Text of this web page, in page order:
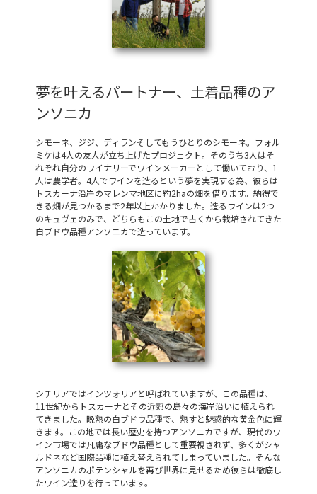
夢を叶えるパートナー、土着品種のア
ンソニカ
シモーネ、ジジ、ディランそしてもうひとりのシモーネ。フォル
ミケは4人の友人が立ち上げたプロジェクト。そのうち3人はそ
れぞれ自分のワイナリーでワインメーカーとして働いており、1
人は農学者。4人でワインを造るという夢を実現する為、彼らは
トスカーナ沿岸のマレンマ地区に約2haの畑を借ります。納得で
きる畑が見つかるまで2年以上かかりました。造るワインは2つ
のキュヴェのみで、どちらもこの土地で古くから栽培されてきた
白ブドウ品種アンソニカで造っています。
シチリアではインツォリアと呼ばれていますが、この品種は、
11世紀からトスカーナとその近郊の島々の海岸沿いに植えられ
てきました。晩熟の白ブドウ品種で、熟すと魅惑的な黄金色に輝
きます。この地では長い歴史を持つアンソニカですが、現代のワ
イン市場では凡庸なブドウ品種として重要視されず、多くがシャ
ルドネなど国際品種に植え替えられてしまっていました。そんな
アンソニカのポテンシャルを再び世界に見せるため彼らは徹底し
たワイン造りを行っています。